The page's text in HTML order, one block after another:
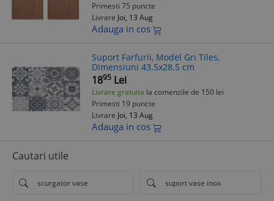
Primesti 75 puncte
Livrare Joi, 13 Aug
Adauga in cos
Suport Farfurii, Model Gri Tiles,
Dimensiuni 43.5x28.5 cm
1895 Lei
Livrare gratuita la comenzile de 150 lei
Primesti 19 puncte
Livrare Joi, 13 Aug
Adauga in cos
Cautari utile
scurgator vase suport vase inox